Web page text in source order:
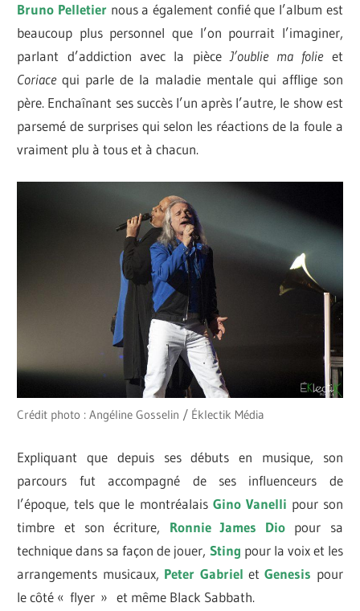
Bruno Pelletiernous a également confié que l’album est
beaucoup plus personnel que l’on pourrait l’imaginer,
parlant d’addiction avec la pièceJ’oublie ma folieet
Coriacequi parle de la maladie mentale qui afflige son
père. Enchaînant ses succès l’un après l’autre, le show est
parsemé de surprises qui selon les réactions de la foule a
vraiment plu à tous et à chacun.
Crédit photo : Angéline Gosselin / Éklectik Média
Expliquant que depuis ses débuts en musique, son
parcours fut accompagné de ses influenceurs de
l’époque, tels que le montréalaisGino Vanelli pour son
timbre et son écriture, Ronnie James Dio pour sa
technique dans sa façon de jouer, Sting pour la voix et les
arrangements musicaux, Peter Gabriel etGenesis pour
le côté « flyer » et même Black Sabbath.